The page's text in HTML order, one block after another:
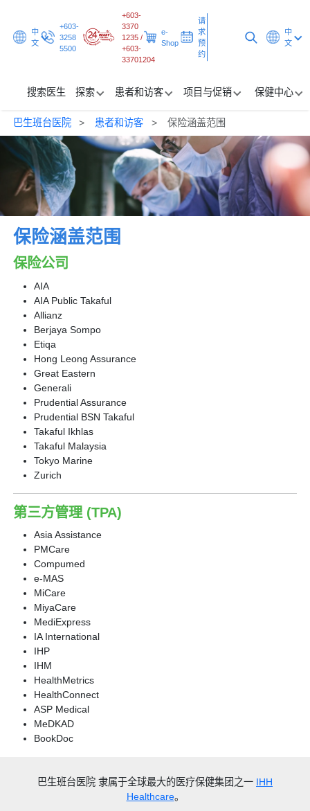
中
文
+603-
3258
5500
+603-
3370
1235 /
+603-
33701204
e-
Shop
请
求
预
约
中
文
搜索医生 探索 患者和访客 项目与促销 保健中心
探索
患者和访客
项目与促销
保健中心
巴生班台医院 患者和访客 保险涵盖范围
保险涵盖范围
保险公司
AIA
AIA Public Takaful
Allianz
Berjaya Sompo
Etiqa
Hong Leong Assurance
Great Eastern
Generali
Prudential Assurance
Prudential BSN Takaful
Takaful Ikhlas
Takaful Malaysia
Tokyo Marine
Zurich
第三方管理 (TPA)
Asia Assistance
PMCare
Compumed
e-MAS
MiCare
MiyaCare
MediExpress
IA International
IHP
IHM
HealthMetrics
HealthConnect
ASP Medical
MeDKAD
BookDoc
巴生班台医院 隶属于全球最大的医疗保健集团之一 IHH
Healthcare。